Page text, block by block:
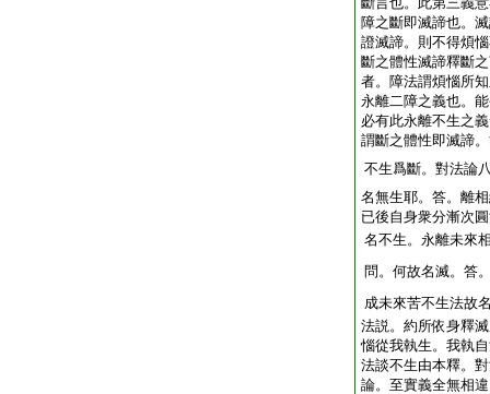
障之斷即滅諦也。
證滅諦。則不得煩
斷之體性滅諦釋斷
者。障法謂煩惱所
永離二障之義也。
必有此永離不生之
謂斷之體性即滅諦
不生爲斷。對法論
名無生耶。答。離
已後自身衆分漸次
名不生。永離未來
問。何故名滅。答
成未來苦不生法故
法説。約所依身釋
惱從我執生。我執
法談不生由本釋。
論。至實義全無相